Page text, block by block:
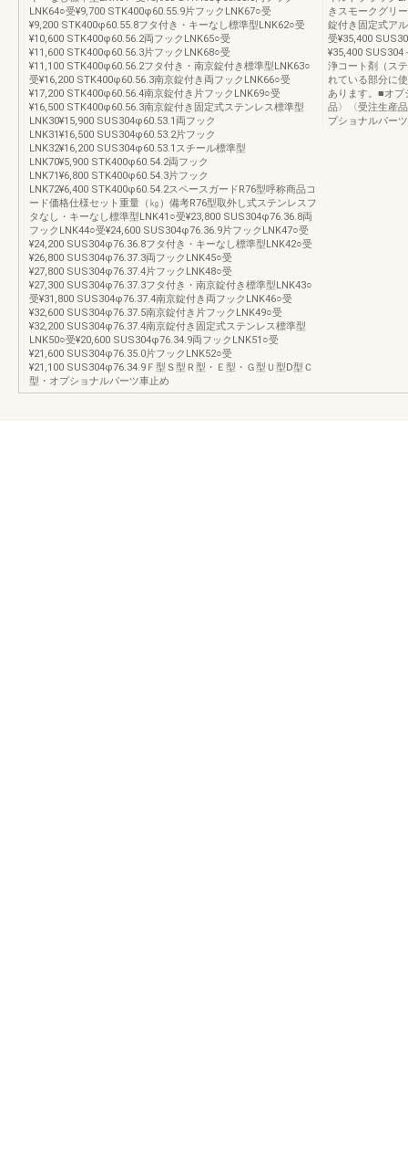
LNK64○受¥9,700 STK400φ60.55.9片フックLNK67○受
¥9,200 STK400φ60.55.8フタ付き・キーなし標準型LNK62○受
¥10,600 STK400φ60.56.2両フックLNK65○受
¥11,600 STK400φ60.56.3片フックLNK68○受
¥11,100 STK400φ60.56.2フタ付き・南京錠付き標準型LNK63○
受¥16,200 STK400φ60.56.3南京錠付き両フックLNK66○受
¥17,200 STK400φ60.56.4南京錠付き片フックLNK69○受
¥16,500 STK400φ60.56.3南京錠付き固定式ステンレス標準型
LNK30¥15,900 SUS304φ60.53.1両フック
LNK31¥16,500 SUS304φ60.53.2片フック
LNK32¥16,200 SUS304φ60.53.1スチール標準型
LNK70¥5,900 STK400φ60.54.2両フック
LNK71¥6,800 STK400φ60.54.3片フック
LNK72¥6,400 STK400φ60.54.2スペースガードR76型呼称商品コ
ード価格仕様セット重量（㎏）備考R76型取外し式ステンレスフ
タなし・キーなし標準型LNK41○受¥23,800 SUS304φ76.36.8両
フックLNK44○受¥24,600 SUS304φ76.36.9片フックLNK47○受
¥24,200 SUS304φ76.36.8フタ付き・キーなし標準型LNK42○受
¥26,800 SUS304φ76.37.3両フックLNK45○受
¥27,800 SUS304φ76.37.4片フックLNK48○受
¥27,300 SUS304φ76.37.3フタ付き・南京錠付き標準型LNK43○
受¥31,800 SUS304φ76.37.4南京錠付き両フックLNK46○受
¥32,600 SUS304φ76.37.5南京錠付き片フックLNK49○受
¥32,200 SUS304φ76.37.4南京錠付き固定式ステンレス標準型
LNK50○受¥20,600 SUS304φ76.34.9両フックLNK51○受
¥21,600 SUS304φ76.35.0片フックLNK52○受
¥21,100 SUS304φ76.34.9Ｆ型Ｓ型Ｒ型・Ｅ型・Ｇ型Ｕ型D型Ｃ
型・オプショナルパーツ車止め
きスモークグリ
錠付き固定式ア
受¥35,400
¥35,400 SUS304
浄コート剤（ス
れている部分に
あります。■オプ
品〉〈受注生産
プショナルパー